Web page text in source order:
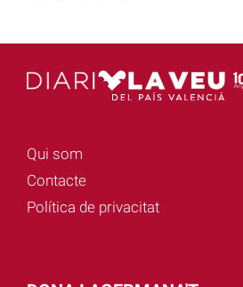
Qui som
Contacte
Política de privacitat